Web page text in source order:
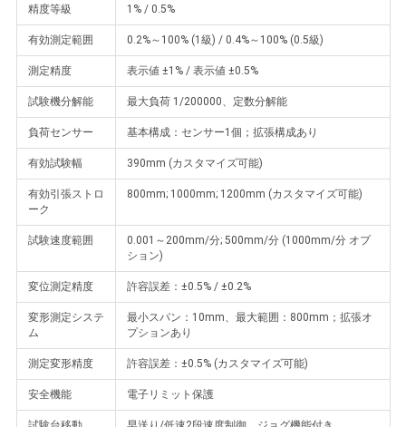
引
用
を
要
求
し
な
さ
い
VR
SHOW
精度等級 1% / 0.5%
有効測定範囲 0.2%～100% (1級) / 0.4%～100% (0.5級)
測定精度 表示値 ±1% / 表示値 ±0.5%
試験機分解能 最大負荷 1/200000、定数分解能
負荷センサー 基本構成：センサー1個；拡張構成あり
有効試験幅 390mm (カスタマイズ可能)
有効引張ストロ
ーク
800mm; 1000mm; 1200mm (カスタマイズ可能)
試験速度範囲
0.001～200mm/分; 500mm/分 (1000mm/分 オプ
ション)
変位測定精度 許容誤差：±0.5% / ±0.2%
変形測定システ
ム
最小スパン：10mm、最大範囲：800mm；拡張オ
プションあり
測定変形精度 許容誤差：±0.5% (カスタマイズ可能)
安全機能 電子リミット保護